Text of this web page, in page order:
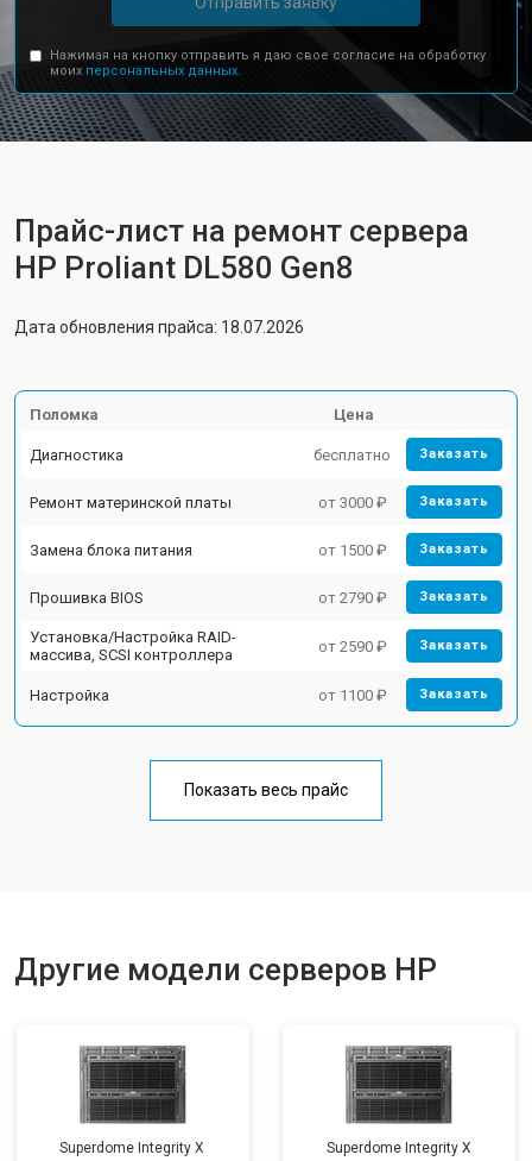
Нажимая на кнопку отправить я даю свое согласие на обработку
моих персональных данных.
Прайс-лист на ремонт сервера
HP Proliant DL580 Gen8
Дата обновления прайса: 18.07.2026
Поломка Цена
Диагностика бесплатно Заказать
Ремонт материнской платы от 3000 ₽ Заказать
Замена блока питания от 1500 ₽ Заказать
Прошивка BIOS от 2790 ₽ Заказать
Установка/Настройка RAID-
массива, SCSI контроллера
от 2590 ₽ Заказать
Настройка от 1100 ₽ Заказать
Показать весь прайс
Другие модели серверов HP
Superdome Integrity Х Superdome Integrity Х